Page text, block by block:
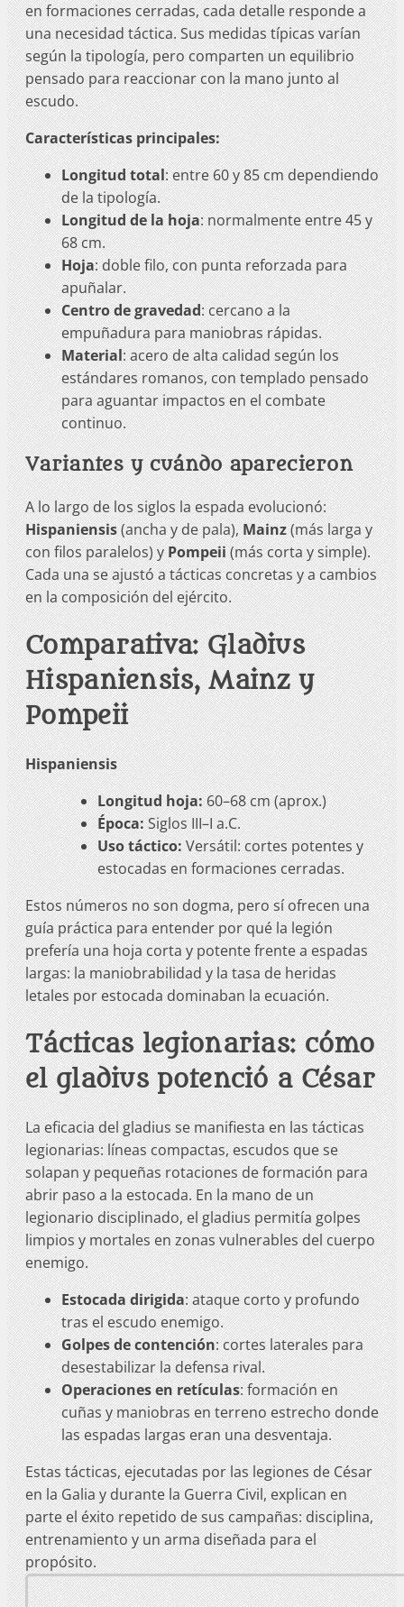
en formaciones cerradas, cada detalle responde a
una necesidad táctica. Sus medidas típicas varían
según la tipología, pero comparten un equilibrio
pensado para reaccionar con la mano junto al
escudo.
Características principales:
Longitud total: entre 60 y 85 cm dependiendo
de la tipología.
Longitud de la hoja: normalmente entre 45 y
68 cm.
Hoja: doble filo, con punta reforzada para
apuñalar.
Centro de gravedad: cercano a la
empuñadura para maniobras rápidas.
Material: acero de alta calidad según los
estándares romanos, con templado pensado
para aguantar impactos en el combate
continuo.
Variantes y cuándo aparecieron
A lo largo de los siglos la espada evolucionó:
Hispaniensis(ancha y de pala),Mainz(más larga y
con filos paralelos) yPompeii(más corta y simple).
Cada una se ajustó a tácticas concretas y a cambios
en la composición del ejército.
Comparativa: Gladius
Hispaniensis, Mainz y
Pompeii
Hispaniensis
Longitud hoja:60–68 cm (aprox.)
Época:Siglos III–I a.C.
Uso táctico:Versátil: cortes potentes y
estocadas en formaciones cerradas.
Estos números no son dogma, pero sí ofrecen una
guía práctica para entender por qué la legión
prefería una hoja corta y potente frente a espadas
largas: la maniobrabilidad y la tasa de heridas
letales por estocada dominaban la ecuación.
Tácticas legionarias: cómo
el gladius potenció a César
La eficacia del gladius se manifiesta en las tácticas
legionarias: líneas compactas, escudos que se
solapan y pequeñas rotaciones de formación para
abrir paso a la estocada. En la mano de un
legionario disciplinado, el gladius permitía golpes
limpios y mortales en zonas vulnerables del cuerpo
enemigo.
Estocada dirigida: ataque corto y profundo
tras el escudo enemigo.
Golpes de contención: cortes laterales para
desestabilizar la defensa rival.
Operaciones en retículas: formación en
cuñas y maniobras en terreno estrecho donde
las espadas largas eran una desventaja.
Estas tácticas, ejecutadas por las legiones de César
en la Galia y durante la Guerra Civil, explican en
parte el éxito repetido de sus campañas: disciplina,
entrenamiento y un arma diseñada para el
propósito.